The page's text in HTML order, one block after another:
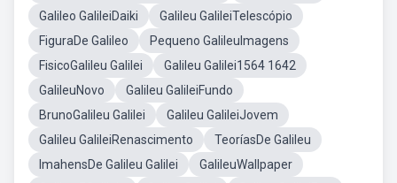
Galileo GalileiDaiki
Galileu GalileiTelescópio
FiguraDe Galileo
Pequeno GalileuImagens
FisicoGalileu Galilei
Galileu Galilei1564 1642
GalileuNovo
Galileu GalileiFundo
BrunoGalileu Galilei
Galileu GalileiJovem
Galileu GalileiRenascimento
TeoríasDe Galileu
ImahensDe Galileu Galilei
GalileuWallpaper